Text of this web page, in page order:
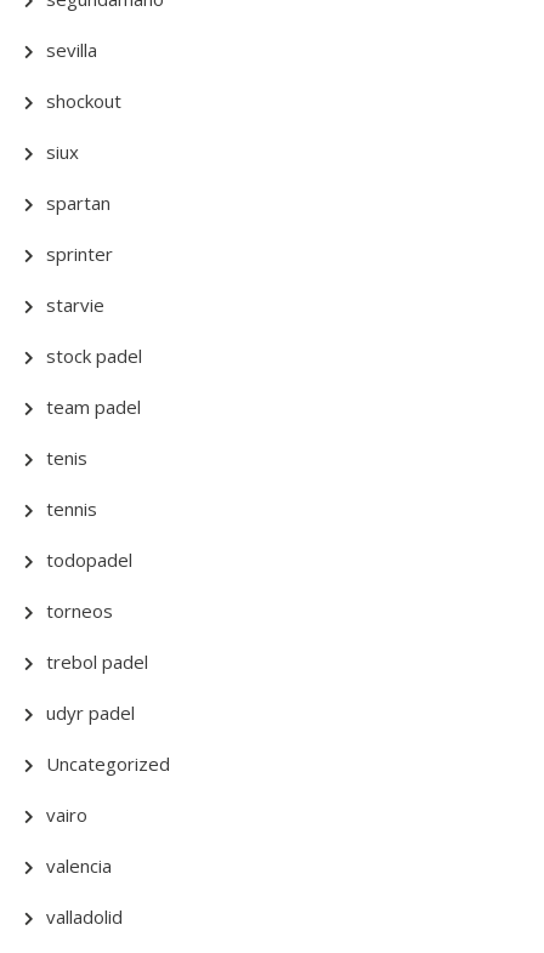
sevilla
shockout
siux
spartan
sprinter
starvie
stock padel
team padel
tenis
tennis
todopadel
torneos
trebol padel
udyr padel
Uncategorized
vairo
valencia
valladolid